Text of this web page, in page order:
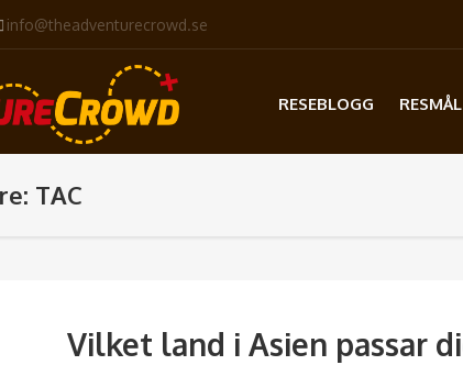
info@theadventurecrowd.se
RESEBLOGG RESMÅL
TAC
Vilket land i Asien passar